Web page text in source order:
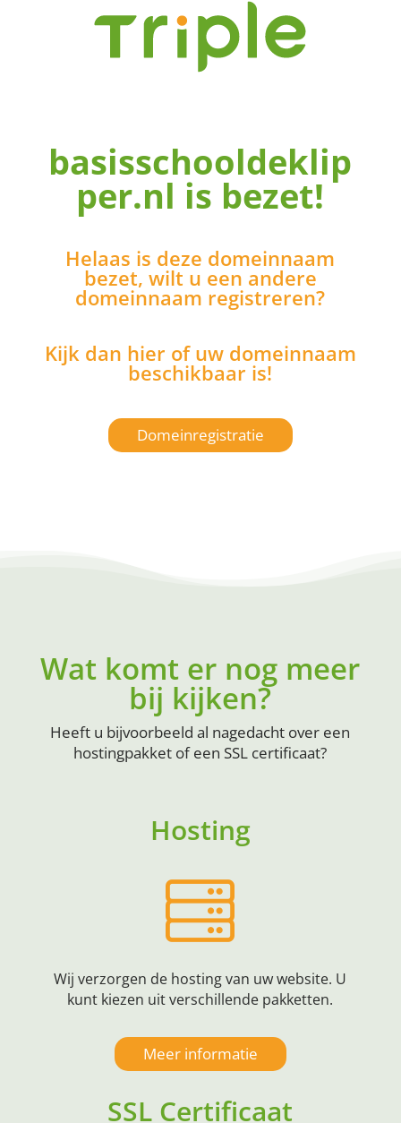
basisschooldeklip
per.nl is bezet!
Helaas is deze domeinnaam
bezet, wilt u een andere
domeinnaam registreren?
Kijk dan hier of uw domeinnaam
beschikbaar is!
Domeinregistratie
Wat komt er nog meer
bij kijken?
Heeft u bijvoorbeeld al nagedacht over een
hostingpakket of een SSL certificaat?
Hosting
Wij verzorgen de hosting van uw website. U
kunt kiezen uit verschillende pakketten.
Meer informatie
SSL Certificaat